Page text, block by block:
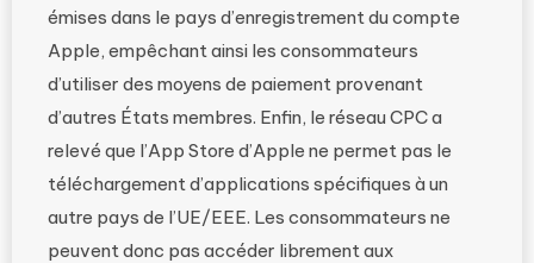
émises dans le pays d’enregistrement du compte
Apple, empêchant ainsi les consommateurs
d’utiliser des moyens de paiement provenant
d’autres États membres. Enfin, le réseau CPC a
relevé que l’App Store d’Apple ne permet pas le
téléchargement d’applications spécifiques à un
autre pays de l’UE/EEE. Les consommateurs ne
peuvent donc pas accéder librement aux